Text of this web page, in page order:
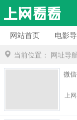
网站首页 电影
当前位置： 网址导
微
上